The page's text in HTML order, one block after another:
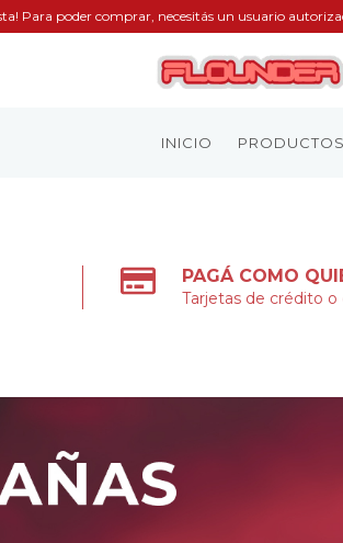
Para poder comprar, necesitás un usuario
INICIO PRODUCTOS
PAGÁ COMO
Tarjetas de crédito